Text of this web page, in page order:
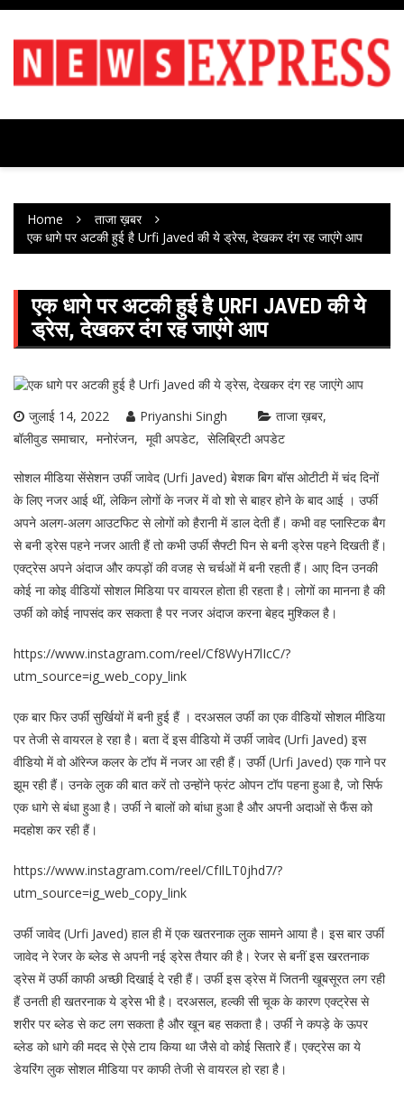
Skip
content
Home
ताजा ख़बर
एक धागे पर अटकी हुई है Urfi Javed की ये ड्रेस, देखकर दंग रह जाएंगे आप
एक धागे पर अटकी हुई है URFI JAVED की ये
ड्रेस, देखकर दंग रह जाएंगे आप
जुलाई 14, 2022 Priyanshi Singh
ताजा ख़बर
बॉलीवुड समाचार
मनोरंजन मूवी अपडेट सेलिब्रिटी अपडेट
सोशल मीडिया सेंसेशन उर्फी जावेद (Urfi Javed) बेशक बिग बॉस ओटीटी में चंद दिनों
के लिए नजर आई थीं, लेकिन लोगों के नजर में वो शो से बाहर होने के बाद आई । उर्फी
अपने अलग-अलग आउटफिट से लोगों को हैरानी में डाल देती हैं। कभी वह प्लास्टिक बैग
से बनी ड्रेस पहने नजर आती हैं तो कभी उर्फी सैफ्टी पिन से बनी ड्रेस पहने दिखती हैं।
एक्ट्रेस अपने अंदाज और कपड़ों की वजह से चर्चओं में बनी रहती हैं। आए दिन उनकी
कोई ना कोइ वीडियों सोशल मिडिया पर वायरल होता ही रहता है। लोगों का मानना है की
उर्फी को कोई नापसंद कर सकता है पर नजर अंदाज करना बेहद मुश्किल है।
https://www.instagram.com/reel/Cf8WyH7lIcC/?
utm_source=ig_web_copy_link
एक बार फिर उर्फी सुर्खियों में बनी हुई हैं । दरअसल उर्फी का एक वीडियों सोशल मीडिया
पर तेजी से वायरल हे रहा है। बता दें इस वीडियो में उर्फी जावेद (Urfi Javed) इस
वीडियो में वो ऑरेन्ज कलर के टॉप में नजर आ रही हैं। उर्फी (Urfi Javed) एक गाने पर
झूम रही हैं। उनके लुक की बात करें तो उन्होंने फ्रंट ओपन टॉप पहना हुआ है, जो सिर्फ
एक धागे से बंधा हुआ है। उर्फी ने बालों को बांधा हुआ है और अपनी अदाओं से फैंस को
मदहोश कर रही हैं।
https://www.instagram.com/reel/CfIlLT0jhd7/?
utm_source=ig_web_copy_link
उर्फी जावेद (Urfi Javed) हाल ही में एक खतरनाक लुक सामने आया है। इस बार उर्फी
जावेद ने रेजर के ब्लेड से अपनी नई ड्रेस तैयार की है। रेजर से बनीं इस खरतनाक
ड्रेस में उर्फी काफी अच्छी दिखाई दे रही हैं। उर्फी इस ड्रेस में जितनी खूबसूरत लग रही
हैं उनती ही खतरनाक ये ड्रेस भी है। दरअसल, हल्की सी चूक के कारण एक्ट्रेस से
शरीर पर ब्लेड से कट लग सकता है और खून बह सकता है। उर्फी ने कपड़े के ऊपर
ब्लेड को धागे की मदद से ऐसे टाय किया था जैसे वो कोई सितारे हैं। एक्ट्रेस का ये
डेयरिंग लुक सोशल मीडिया पर काफी तेजी से वायरल हो रहा है।